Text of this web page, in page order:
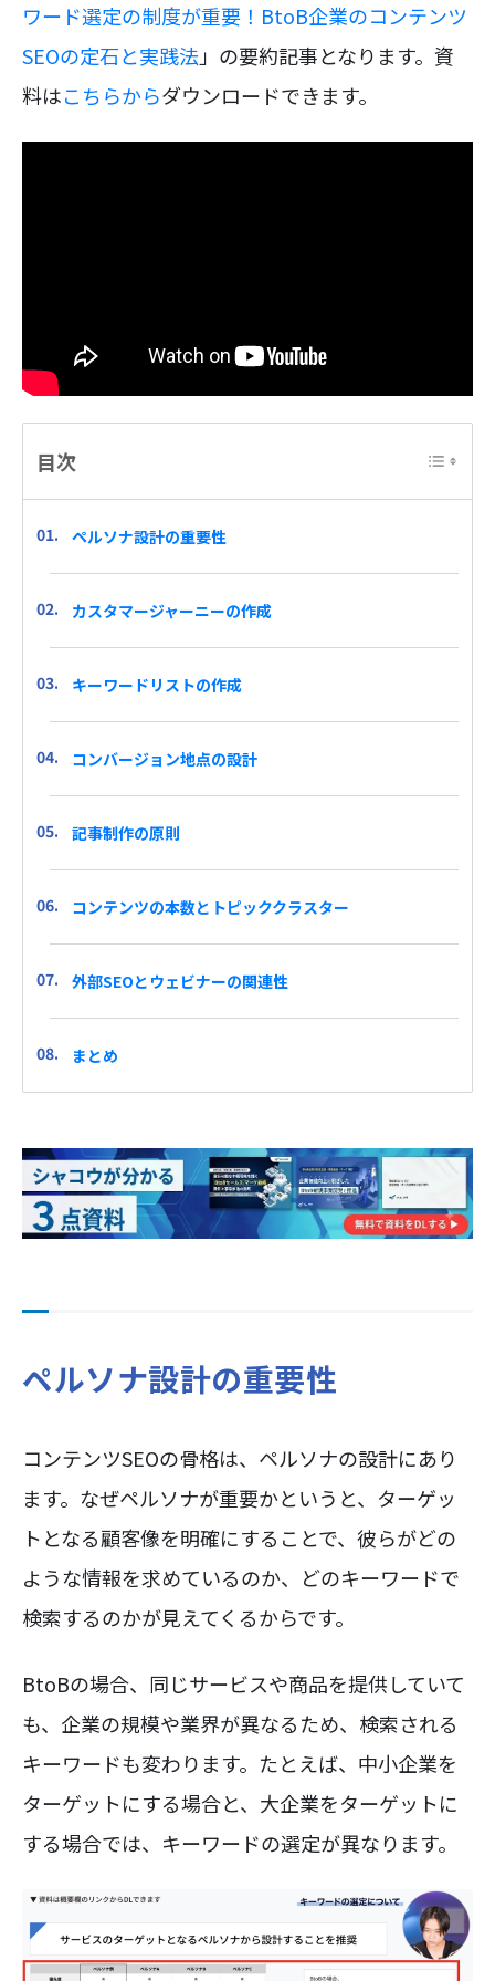
ワード選定の制度が重要！BtoB企業のコンテンツ
SEOの定石と実践法」の要約記事となります。資
料はこちらからダウンロードできます。
目次
ペルソナ設計の重要性
カスタマージャーニーの作成
キーワードリストの作成
コンバージョン地点の設計
記事制作の原則
コンテンツの本数とトピッククラスター
外部SEOとウェビナーの関連性
まとめ
ペルソナ設計の重要性
コンテンツSEOの骨格は、ペルソナの設計にあり
ます。なぜペルソナが重要かというと、ターゲッ
トとなる顧客像を明確にすることで、彼らがどの
ような情報を求めているのか、どのキーワードで
検索するのかが見えてくるからです。
BtoBの場合、同じサービスや商品を提供していて
も、企業の規模や業界が異なるため、検索される
キーワードも変わります。たとえば、中小企業を
ターゲットにする場合と、大企業をターゲットに
する場合では、キーワードの選定が異なります。